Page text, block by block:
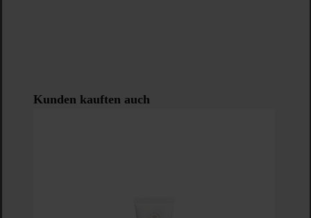
Produktgalerie überspringen
Kunden kauften auch